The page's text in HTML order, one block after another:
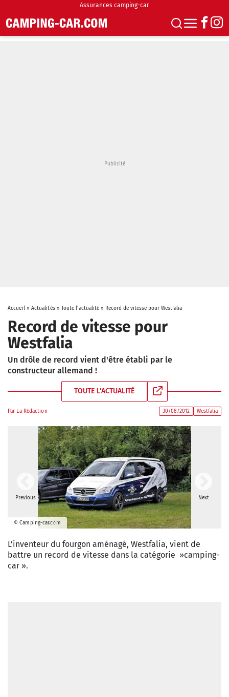
Assurances camping-car
Accueil» Actualités» Toute l'actualité » Record de vitesse pour Westfalia
Record de vitesse pour
Westfalia
Un drôle de record vient d'être établi par le
constructeur allemand !
TOUTE L'ACTUALITÉ
Par La Rédaction 30/08/2012 Westfalia
Previous
© Camping-car.com
Next
L’inventeur du fourgon aménagé, Westfalia, vient de
battre un record de vitesse dans la catégorie »camping-
car ».